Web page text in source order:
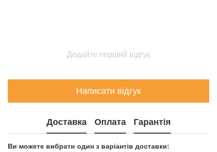
Додайте перший відгук
Написати відгук
Доставка Оплата Гарантія
Ви можете вибрати один з варіантів доставки: